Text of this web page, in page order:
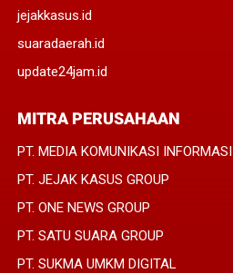
jejakkasus.id
suaradaerah.id
update24jam.id
MITRA PERUSAHAAN
PT. MEDIA KOMUNIKASI INFORMASI
PT. JEJAK KASUS GROUP
PT. ONE NEWS GROUP
PT. SATU SUARA GROUP
PT. SUKMA UMKM DIGITAL